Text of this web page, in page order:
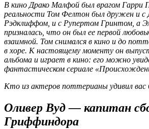
В кино Драко Малфой был врагом Гарри
реальности Том Фелтон был дружен и с
Рэдклиффом, и с Рупертом Гринтом, а
призналась, что он был ее первой
взаимной. Том снимался в кино и до
в хоре. К настоящему моменту он
альбома и играет в кино: его можно
фантастическом сериале
Кто из актеров поттерианы удивил вас
Оливер Вуд — капитан
Гриффиндора